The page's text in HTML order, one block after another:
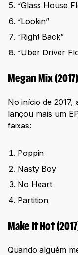
“Glass House
“Lookin”
“Right Back”
“Uber Driver
Megan Mix (2017)
No início de
lançou mais um
faixas:
Poppin
Nasty Boy
No Heart
Partition
Make It Hot
Quando alguém